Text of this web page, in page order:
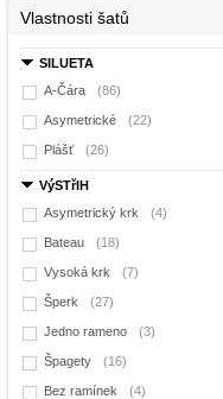
Vlastnosti šatů
SILUETA
A-Čára
(86)
Asymetrické (22)
Plášť (26)
VýSTřIH
Asymetrický krk
(4)
Bateau (18)
Vysoká krk (7)
Šperk (27)
Jedno rameno (3)
Špagety (16)
Bez ramínek (4)